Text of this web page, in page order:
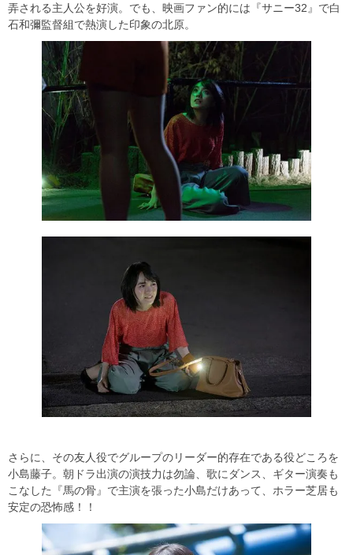
弄される主人公を好演。でも、映画ファン的には『サニー32』で白
石和彌監督組で熱演した印象の北原。
さらに、その友人役でグループのリーダー的存在である役どころを
小島藤子。朝ドラ出演の演技力は勿論、歌にダンス、ギター演奏も
こなした『馬の骨』で主演を張った小島だけあって、ホラー芝居も
安定の恐怖感！！